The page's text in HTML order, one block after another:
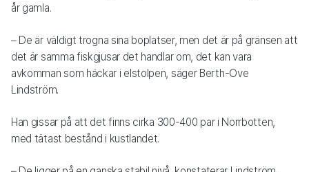
år gamla.
– De är väldigt trogna sina boplatser, men det är på gränsen att
det är samma fiskgjusar det handlar om, det kan vara
avkomman som häckar i elstolpen, säger Berth-Ove
Lindström.
Han gissar på att det finns cirka 300-400 par i Norrbotten,
med tätast bestånd i kustlandet.